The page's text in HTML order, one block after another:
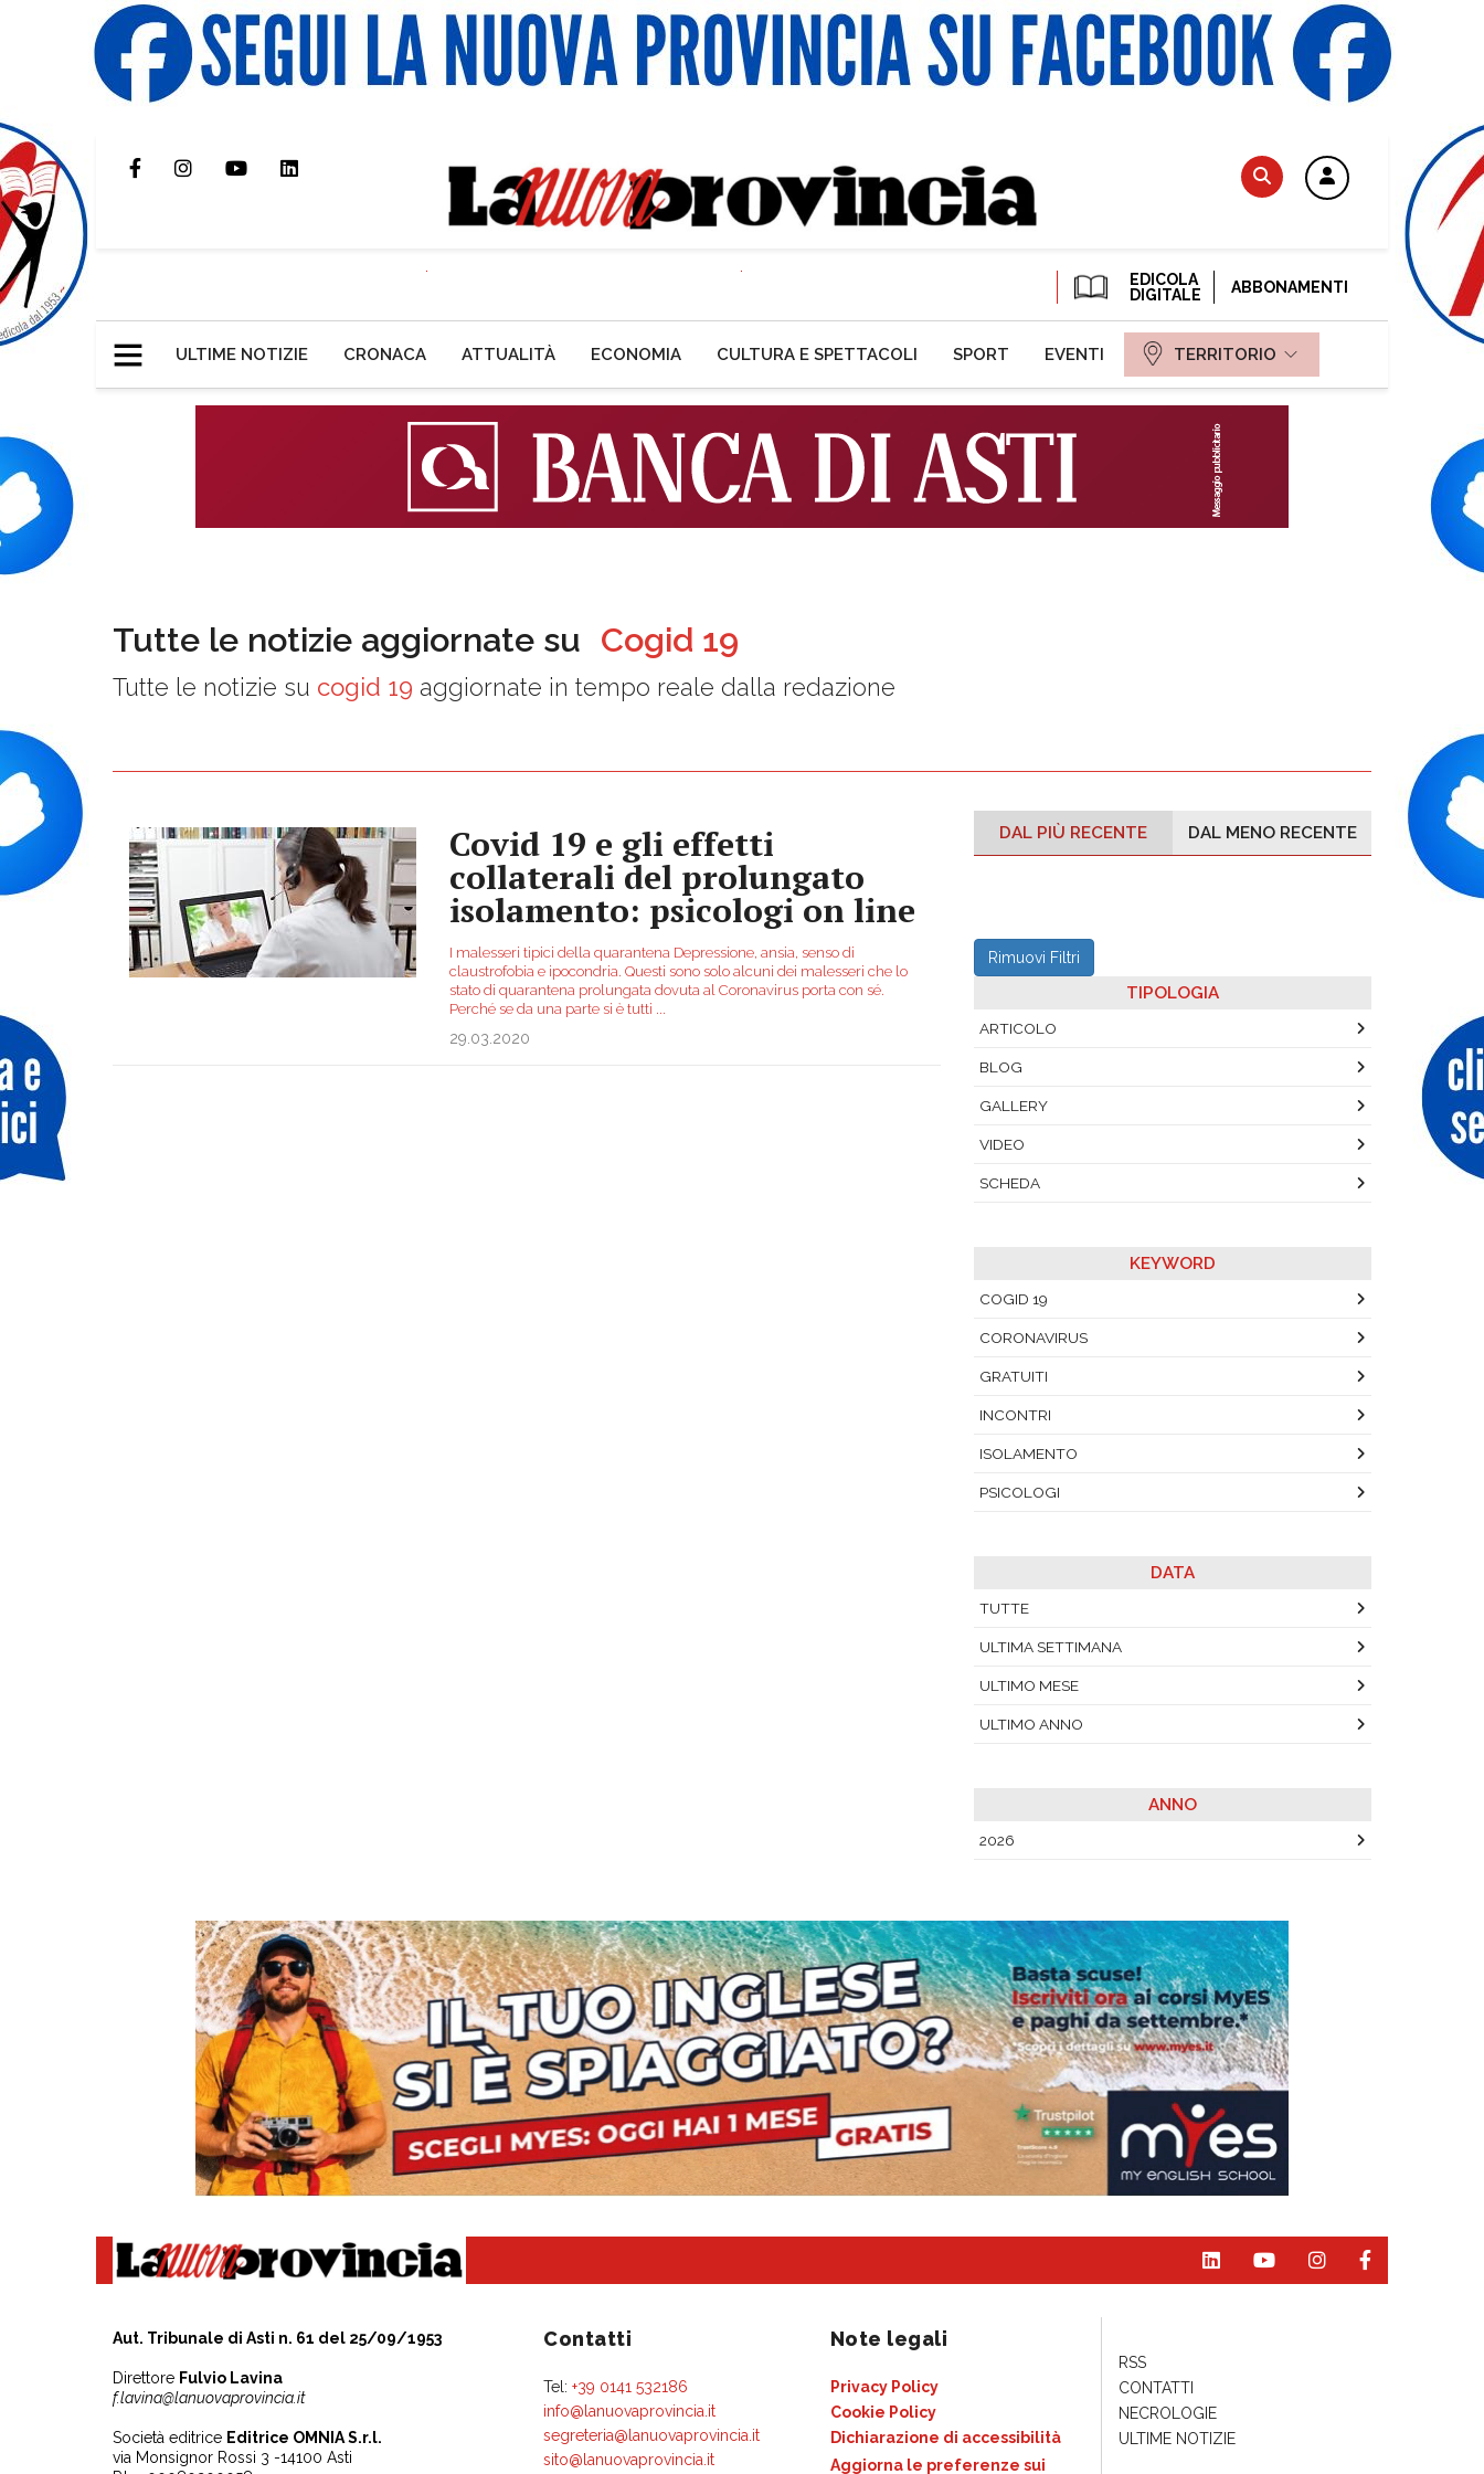
EDICOLA
DIGITALE
ABBONAMENTI
ULTIME NOTIZIE CRONACA ATTUALITÀ ECONOMIA CULTURA E SPETTACOLI SPORT EVENTI TERRITORIO
Tutte le notizie aggiornate su Cogid 19
Tutte le notizie su cogid 19 aggiornate in tempo reale dalla redazione
Covid 19 e gli effetti
collaterali del prolungato
isolamento: psicologi on line
I malesseri tipici della quarantena Depressione, ansia, senso di
claustrofobia e ipocondria. Questi sono solo alcuni dei malesseri che lo
stato di quarantena prolungata dovuta al Coronavirus porta con sé.
Perché se da una parte si è tutti
29.03.2020
DAL PIÙ RECENTE DAL MENO RECENTE
Rimuovi Filtri
TIPOLOGIA
ARTICOLO
BLOG
GALLERY
VIDEO
SCHEDA
KEYWORD
COGID 19
CORONAVIRUS
GRATUITI
INCONTRI
ISOLAMENTO
PSICOLOGI
DATA
TUTTE
ULTIMA SETTIMANA
ULTIMO MESE
ULTIMO ANNO
ANNO
2026
Aut. Tribunale di Asti n. 61 del 25/09/1953
Direttore Fulvio Lavina
f.lavina@lanuovaprovincia.it
Società editrice Editrice OMNIA S.r.l.
via Monsignor Rossi 3 -14100 Asti
Contatti
Tel: +39 0141 532186
info@lanuovaprovincia.it
segreteria@lanuovaprovincia.it
sito@lanuovaprovincia.it
Note legali
Privacy Policy
Cookie Policy
Dichiarazione di accessibilità
Aggiorna le preferenze sui
RSS
CONTATTI
NECROLOGIE
ULTIME NOTIZIE